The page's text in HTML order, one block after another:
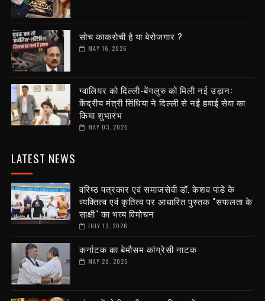
सोच काकरोची है या बेरोजगार ?
MAY 16, 2026
ग्वालियर को दिल्ली-बेंगलुरु को मिली नई उड़ान:
केंद्रीय मंत्री सिंधिया ने दिल्ली से नई हवाई सेवा का
किया शुभारंभ
MAY 03, 2026
LATEST NEWS
वरिष्ठ पत्रकार एवं समाजसेवी डॉ. केशव पांडे के
व्यक्तित्व एवं कृतित्व पर आधारित पुस्तक "सफलता के
साक्षी" का भव्य विमोचन
JULY 13, 2026
कर्नाटक का बेमौसम कांग्रेसी नाटक
MAY 28, 2026